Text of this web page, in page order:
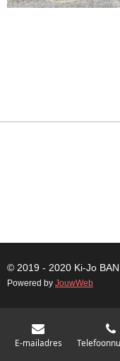
© 2019 - 2020 Ki-Jo
Powered by JouwWeb
E-mailadres